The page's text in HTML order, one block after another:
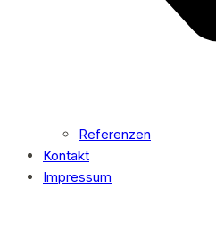
Referenzen
Kontakt
Impressum